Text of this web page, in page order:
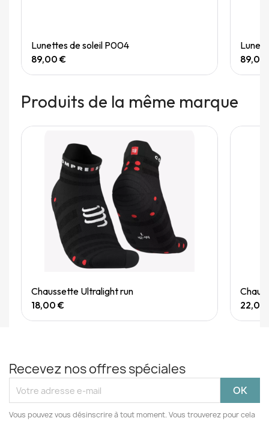
Quick View
Lunettes de soleil P004
89,00 €
89,00
Produits de la même marque
Quick View
Chaussette Ultralight run
18,00 €
22,00
Recevez nos offres spéciales
Vous pouvez vous désinscrire à tout moment. Vous trouverez pour cela